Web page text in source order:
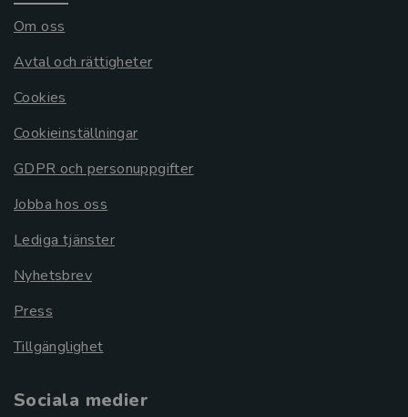
Om oss
Avtal och rättigheter
Cookies
Cookieinställningar
GDPR och personuppgifter
Jobba hos oss
Lediga tjänster
Nyhetsbrev
Press
Tillgänglighet
Sociala medier